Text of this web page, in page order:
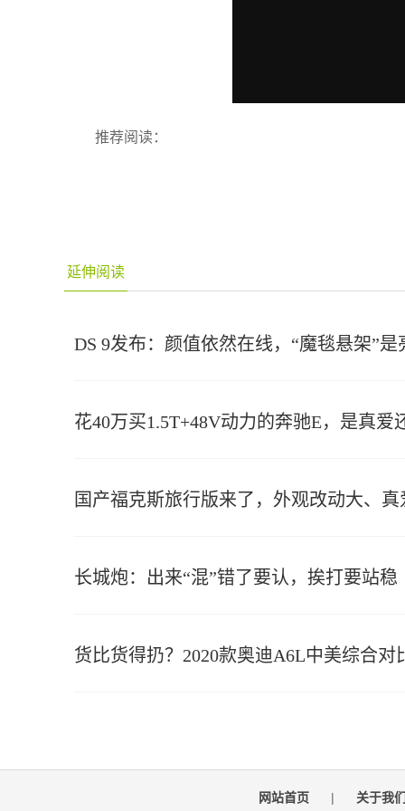
推荐阅读：
延伸阅读
DS 9发布：颜值依然在线，“魔毯悬架”是
花40万买1.5T+48V动力的奔驰E，是真爱
国产福克斯旅行版来了，外观改动大、
长城炮：出来“混”错了要认，挨打要站稳
货比货得扔？2020款奥迪A6L中美综合对
网站首页 | 关于我